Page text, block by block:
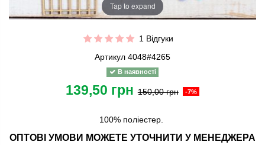
Tap to expand
1 Відгуки
Артикул 4048#4265
В наявності
139,50 грн 150,00 грн -7%
100% поліестер.
ОПТОВІ УМОВИ МОЖЕТЕ УТОЧНИТИ У МЕНЕДЖЕРА